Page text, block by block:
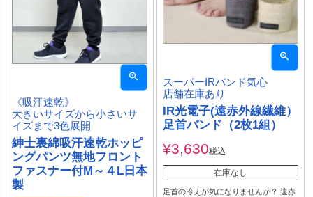
《吸汗速乾》
大きいサイズから小さいサ
イズまで3色展開
紳士裏綿吸汗速乾ホッピ
ングパンツ無地フロント
ファスナー付М～４L日本
製
スーパーIRバンド気心
店舗在庫あり
IR光電子(遠赤外線繊維）
足首バンド（2枚1組）
¥3,630税込
在庫なし
足首の冷えが気になりませんか？ 遠赤